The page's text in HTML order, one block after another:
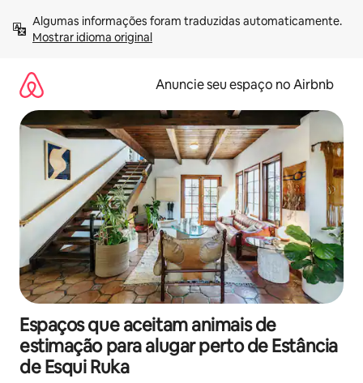
para
Mostrar idioma original
Anuncie seu espaço no Airbnb
Espaços que aceitam animais de
estimação para alugar perto de Estância
de Esqui Ruka